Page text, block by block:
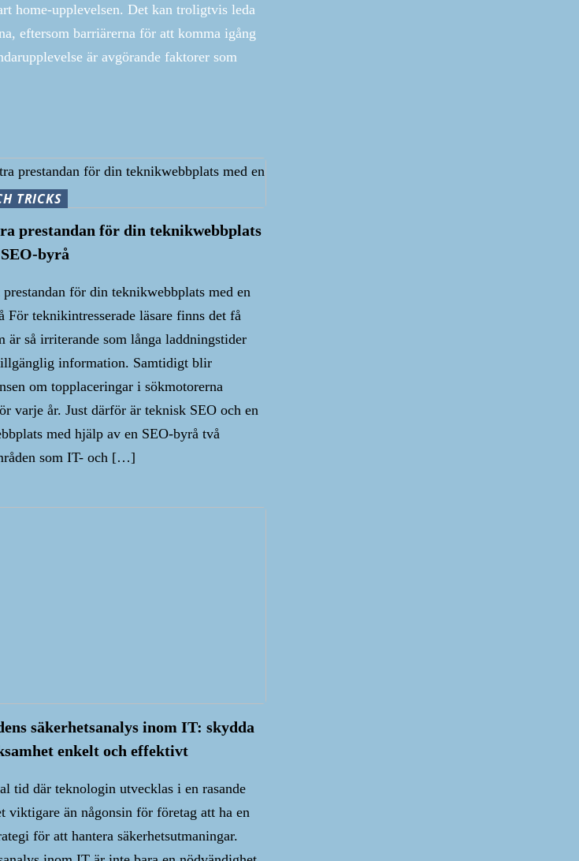
home-upplevelsen. Det kan troligtvis leda
eftersom barriärerna för att komma igång
är avgörande faktorer som
TRICKS
prestandan för din teknikwebbplats
byrå
prestandan för din teknikwebbplats med en
För teknikintresserade läsare finns det få
är så irriterande som långa laddningstider
information. Samtidigt blir
om topplaceringar i sökmotorerna
varje år. Just därför är teknisk SEO och en
med hjälp av en SEO-byrå två
som IT- och […]
säkerhetsanalys inom IT: skydda
enkelt och effektivt
tid där teknologin utvecklas i en rasande
viktigare än någonsin för företag att ha en
för att hantera säkerhetsutmaningar.